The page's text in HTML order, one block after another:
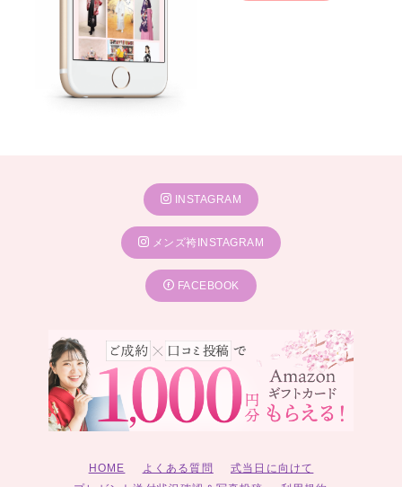
INSTAGRAM
メンズ袴INSTAGRAM
FACEBOOK
HOME よくある質問
式当日に向けて